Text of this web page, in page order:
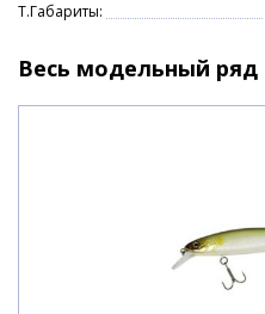
Т.Габариты:
Весь модельный ряд